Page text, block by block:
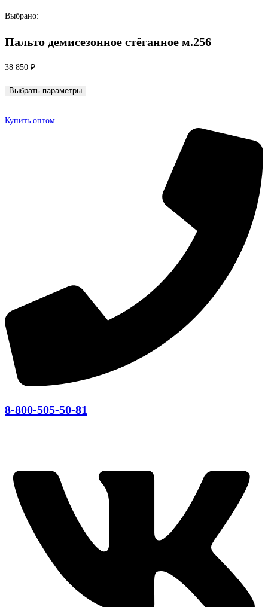
Перейти
содержимому
Выбрано:
Пальто демисезонное стёганное м.256
38 850 ₽
Выбрать параметры
Купить оптом
8-800-505-50-81